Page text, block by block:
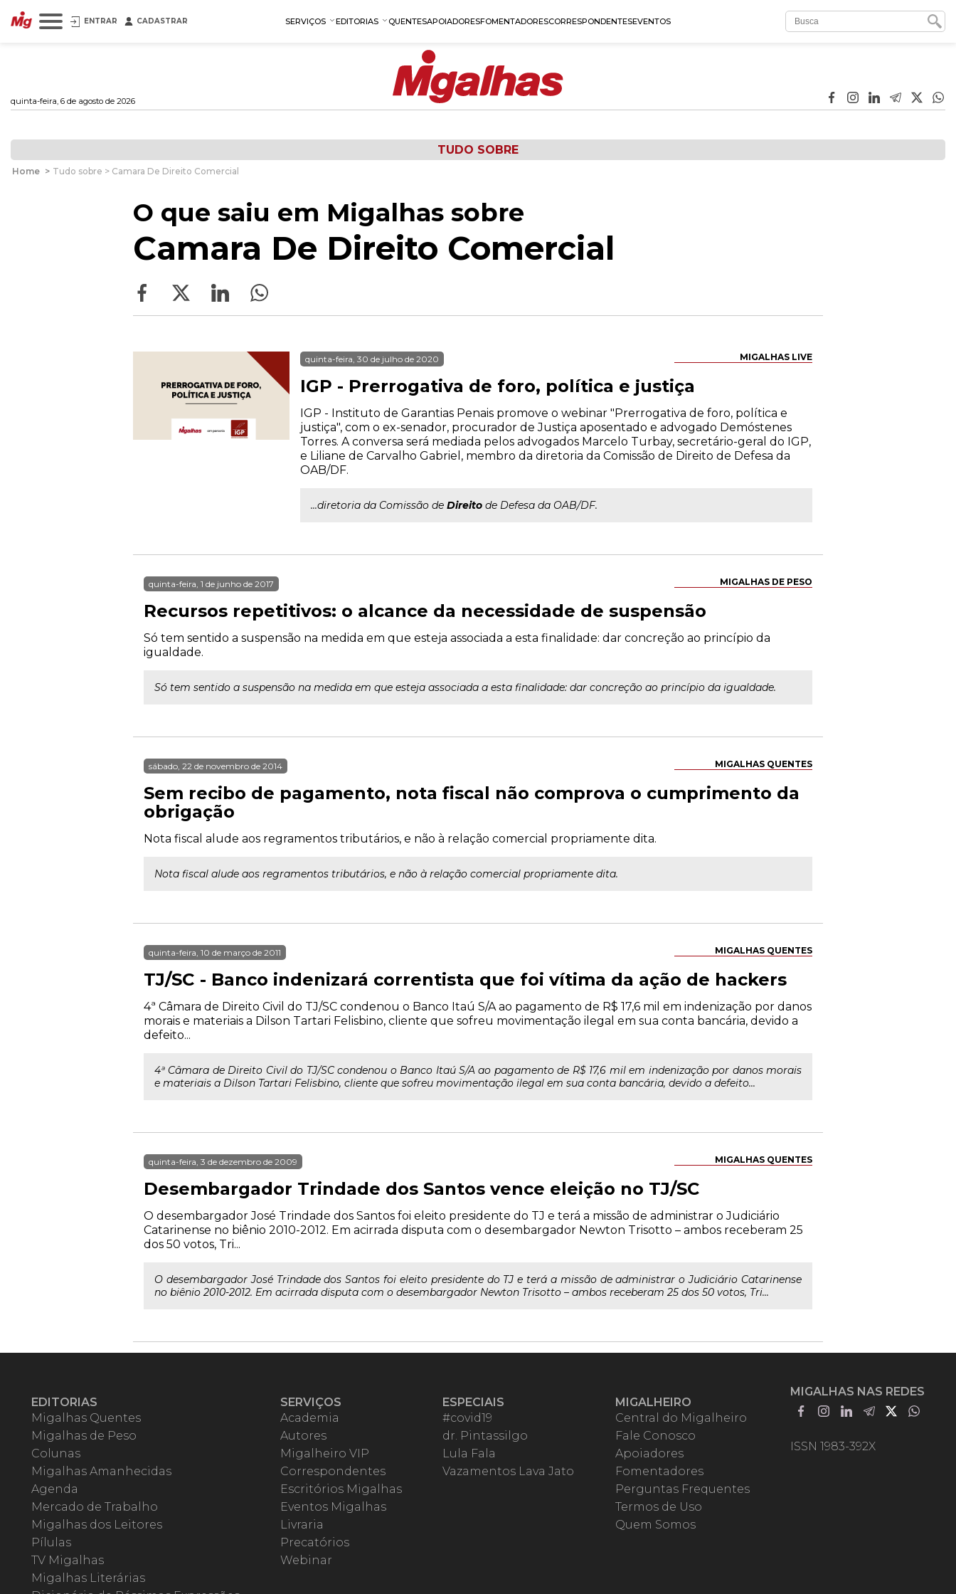
ENTRAR CADASTRAR SERVIÇOS EDITORIAS QUENTESAPOIADORESFOMENTADORESCORRESPONDENTESEVENTOS
quinta-feira, 6 de agosto de 2026
TUDO SOBRE
Home > Tudo sobre > Camara De Direito Comercial
O que saiu em Migalhas sobre
Camara De Direito Comercial
MIGALHAS LIVE
quinta-feira, 30 de julho de 2020
IGP - Prerrogativa de foro, política e justiça
IGP - Instituto de Garantias Penais promove o webinar "Prerrogativa de foro, política e
justiça", com o ex-senador, procurador de Justiça aposentado e advogado Demóstenes
Torres. A conversa será mediada pelos advogados Marcelo Turbay, secretário-geral do IGP,
e Liliane de Carvalho Gabriel, membro da diretoria da Comissão de Direito de Defesa da
OAB/DF.
...diretoria da Comissão de Direito de Defesa da OAB/DF.
MIGALHAS DE PESO
quinta-feira, 1 de junho de 2017
Recursos repetitivos: o alcance da necessidade de suspensão
Só tem sentido a suspensão na medida em que esteja associada a esta finalidade: dar concreção ao princípio da
igualdade.
Só tem sentido a suspensão na medida em que esteja associada a esta finalidade: dar concreção ao princípio da igualdade.
MIGALHAS QUENTES
sábado, 22 de novembro de 2014
Sem recibo de pagamento, nota fiscal não comprova o cumprimento da
obrigação
Nota fiscal alude aos regramentos tributários, e não à relação comercial propriamente dita.
Nota fiscal alude aos regramentos tributários, e não à relação comercial propriamente dita.
MIGALHAS QUENTES
quinta-feira, 10 de março de 2011
TJ/SC - Banco indenizará correntista que foi vítima da ação de hackers
4ª Câmara de Direito Civil do TJ/SC condenou o Banco Itaú S/A ao pagamento de R$ 17,6 mil em indenização por danos
morais e materiais a Dilson Tartari Felisbino, cliente que sofreu movimentação ilegal em sua conta bancária, devido a
defeito...
4ª Câmara de Direito Civil do TJ/SC condenou o Banco Itaú S/A ao pagamento de R$ 17,6 mil em indenização por danos morais
e materiais a Dilson Tartari Felisbino, cliente que sofreu movimentação ilegal em sua conta bancária, devido a defeito...
MIGALHAS QUENTES
quinta-feira, 3 de dezembro de 2009
Desembargador Trindade dos Santos vence eleição no TJ/SC
O desembargador José Trindade dos Santos foi eleito presidente do TJ e terá a missão de administrar o Judiciário
Catarinense no biênio 2010-2012. Em acirrada disputa com o desembargador Newton Trisotto – ambos receberam 25
dos 50 votos, Tri...
O desembargador José Trindade dos Santos foi eleito presidente do TJ e terá a missão de administrar o Judiciário Catarinense
no biênio 2010-2012. Em acirrada disputa com o desembargador Newton Trisotto – ambos receberam 25 dos 50 votos, Tri...
EDITORIAS
Migalhas Quentes
Migalhas de Peso
Colunas
Migalhas Amanhecidas
Agenda
Mercado de Trabalho
Migalhas dos Leitores
Pílulas
TV Migalhas
Migalhas Literárias
SERVIÇOS
Academia
Autores
Migalheiro VIP
Correspondentes
Escritórios Migalhas
Eventos Migalhas
Livraria
Precatórios
Webinar
ESPECIAIS
#covid19
dr. Pintassilgo
Lula Fala
Vazamentos Lava Jato
MIGALHEIRO
Central do Migalheiro
Fale Conosco
Apoiadores
Fomentadores
Perguntas Frequentes
Termos de Uso
Quem Somos
MIGALHAS NAS REDES
ISSN 1983-392X